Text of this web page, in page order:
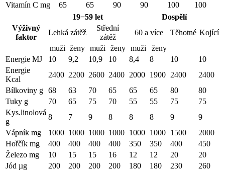
Vitamín C mg
65 65 90 90 100 100
Výživný
faktor
19−59 let
Dospělí
Lehká zátěž
Střední
zátěž
60 a více Těhotné Kojící
muži ženy muži ženy muži
ženy
Energie MJ
10 9,2 10,9 10 8,4 8 10
10
Energie
Kcal
2400 2200 2600 2400 2000 1900 2400
2400
Bílkoviny g 68 63 70 65 65 65 80
80
Tuky g
70 65 75 70 55 55 75
75
Kys.linolová
g
8 7 9 8 8 8 9
9
Vápník mg
1000 1000 1000 1000 1000 1000 1500
2000
Hořčík mg
400 400 400 400 350 350 400
450
Železo mg
10 15 15 16 12 12 20
20
Jód µg
200 200 200 200 180 180 230
260